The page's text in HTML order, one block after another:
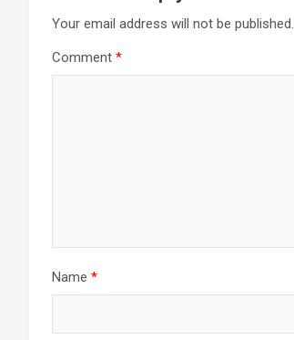
Your email address will not be published.
Comment *
Name *